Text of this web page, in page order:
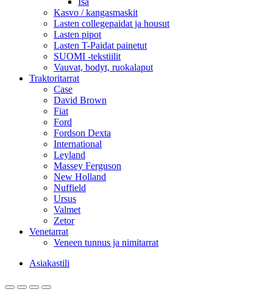
Kasvo / kangasmaskit
Lasten collegepaidat ja housut
Lasten pipot
Lasten T-Paidat painetut
SUOMI -tekstiilit
Vauvat, bodyt, ruokalaput
Traktoritarrat
Case
David Brown
Fiat
Ford
Fordson Dexta
International
Leyland
Massey Ferguson
New Holland
Nuffield
Ursus
Valmet
Zetor
Venetarrat
Veneen tunnus ja nimitarrat
Asiakastili